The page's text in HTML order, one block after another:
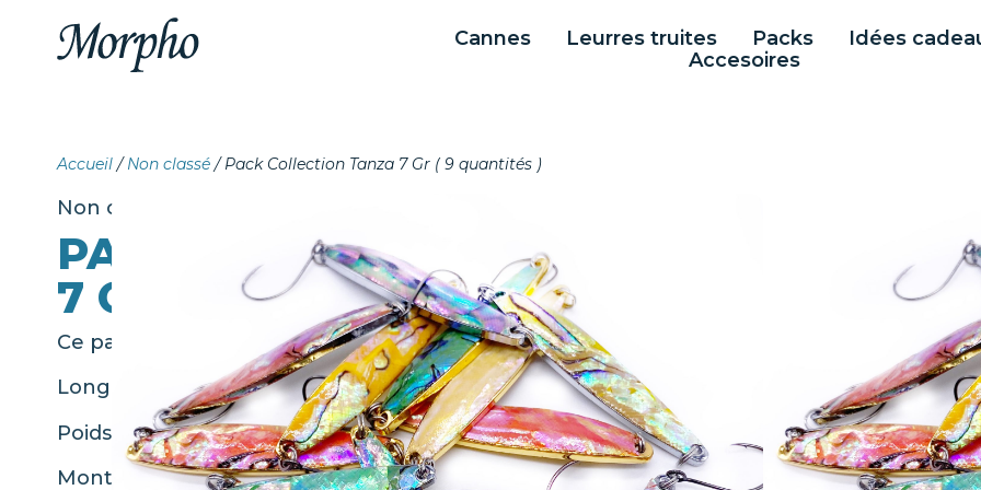
Cannes Leurres truites Packs
Idées
Accesoires
Accueil/Non classé/ Pack Collection Tanza 7 Gr ( 9 quantités )
Non classé
PACK COLLECTION TANZA
7 GR ( 9 QUANTITÉS )
Ce pack comprends les 9 modèles de Tanza 7 Gr
Longueur : 53 mm
Poids avec l’hameçon 7 gr
Monté en Single Hook BKK